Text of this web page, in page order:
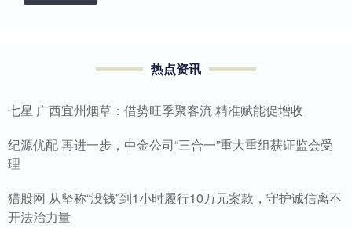
热点资讯
七星 广西宜州烟草：借势旺季聚客流 精准赋能促增收
纪源优配 再进一步，中金公司“三合一”重大重组获证监会受
理
猎股网 从坚称“没钱”到1小时履行10万元案款，守护诚信离不
开法治力量